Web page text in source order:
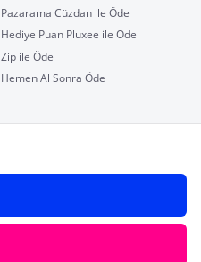
Pazarama Cüzdan ile Öde
Hediye Puan Pluxee ile Öde
Zip ile Öde
Hemen Al Sonra Öde